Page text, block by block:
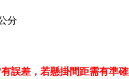
分
誤差，若懸掛間距需有準